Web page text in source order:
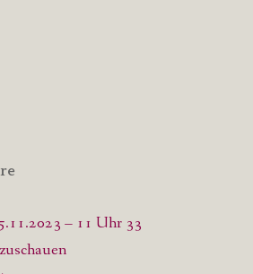
– 11 Uhr 33
zuschauen